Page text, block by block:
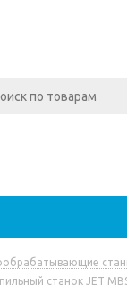
станок JET